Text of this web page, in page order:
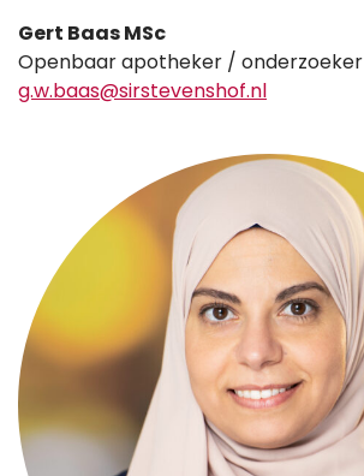
Gert Baas MSc
Openbaar apotheker / onderzoeker
g.w.baas@sirstevenshof.nl